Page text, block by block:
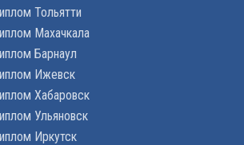
Тольятти
Махачкала
Барнаул
Ижевск
Хабаровск
Ульяновск
Иркутск